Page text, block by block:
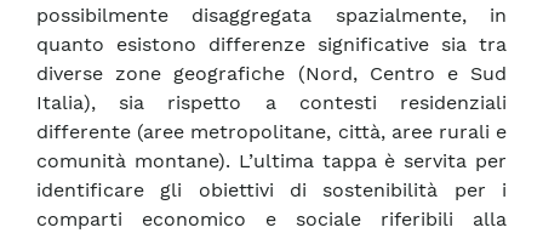
possibilmente disaggregata spazialmente, in
quanto esistono differenze significative sia tra
diverse zone geografiche (Nord, Centro e Sud
Italia), sia rispetto a contesti residenziali
differente (aree metropolitane, città, aree rurali e
comunità montane). L’ultima tappa è servita per
identificare gli obiettivi di sostenibilità per i
comparti economico e sociale riferibili alla